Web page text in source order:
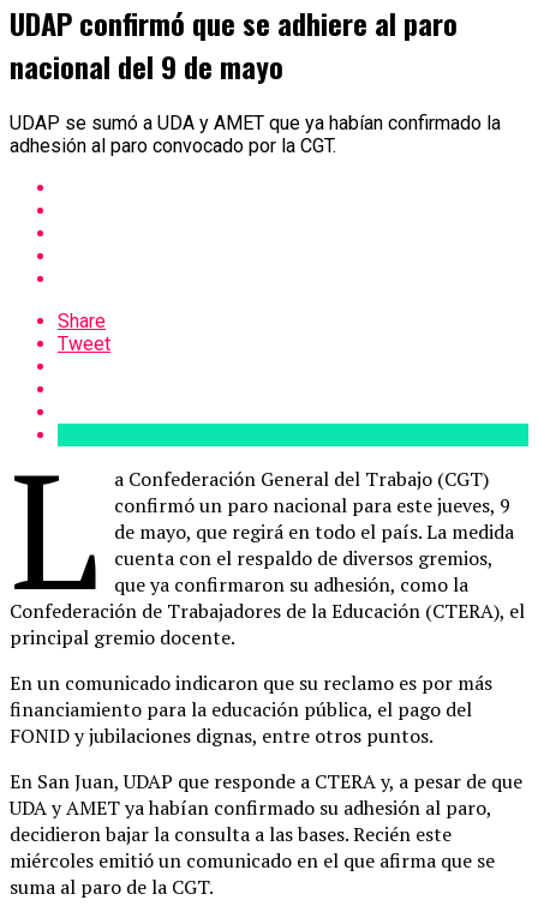
UDAP confirmó que se adhiere al paro
nacional del 9 de mayo
UDAP se sumó a UDA y AMET que ya habían confirmado la
adhesión al paro convocado por la CGT.
Share
Tweet
L
a Confederación General del Trabajo (CGT)
confirmó un paro nacional para este jueves, 9
de mayo, que regirá en todo el país. La medida
cuenta con el respaldo de diversos gremios,
que ya confirmaron su adhesión, como la
Confederación de Trabajadores de la Educación (CTERA), el
principal gremio docente.
En un comunicado indicaron que su reclamo es por más
financiamiento para la educación pública, el pago del
FONID y jubilaciones dignas, entre otros puntos.
En San Juan, UDAP que responde a CTERA y, a pesar de que
UDA y AMET ya habían confirmado su adhesión al paro,
decidieron bajar la consulta a las bases. Recién este
miércoles emitió un comunicado en el que afirma que se
suma al paro de la CGT.